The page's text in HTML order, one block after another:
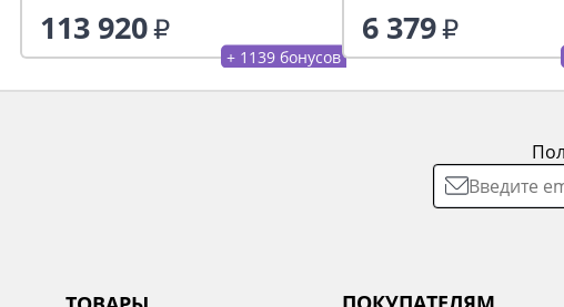
113 920
+ 1139 бонусов
6 379